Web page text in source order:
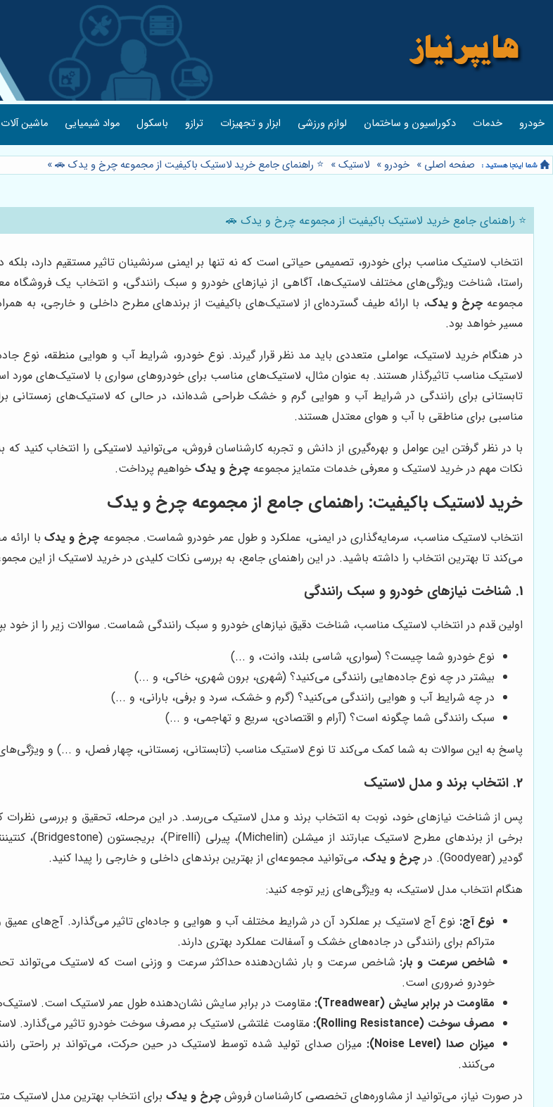
خودرو خدمات دکوراسیون و ساختمان لوازم ورزشی ابزار و تجهیزات ترازو باسکول مواد شیمیایی ماشین
صفحه اصلی » خودرو » لاستیک» ⭐️ راهنمای جامع خرید لاستیک باکیفیت از مجموعه چرخ و یدک 🚗»
⭐️ راهنمای جامع خرید لاستیک باکیفیت از مجموعه چرخ و یدک 🚗
انتخاب لاستیک مناسب برای خودرو، تصمیمی حیاتی است که نه تنها بر ایمنی سرنشینان تاثیر مستقیم دارد،
راستا، شناخت ویژگی‌های مختلف لاستیک‌ها، آگاهی از نیازهای خودرو و سبک رانندگی، و انتخاب یک فروشگاه
مجموعه چرخ و یدک، با ارائه طیف گسترده‌ای از لاستیک‌های باکیفیت از برندهای مطرح داخلی و خارجی،
مسیر خواهد بود.
در هنگام خرید لاستیک، عواملی متعددی باید مد نظر قرار گیرند. نوع خودرو، شرایط آب و هوایی منطقه، نوع
لاستیک مناسب تاثیرگذار هستند. به عنوان مثال، لاستیک‌های مناسب برای خودروهای سواری با لاستیک‌های
تابستانی برای رانندگی در شرایط آب و هوایی گرم و خشک طراحی شده‌اند، در حالی که لاستیک‌های زمستانی
مناسبی برای مناطقی با آب و هوای معتدل هستند.
با در نظر گرفتن این عوامل و بهره‌گیری از دانش و تجربه کارشناسان فروش، می‌توانید لاستیکی را انتخاب کنید که
نکات مهم در خرید لاستیک و معرفی خدمات متمایز مجموعه چرخ و یدکخواهیم پرداخت.
خرید لاستیک باکیفیت: راهنمای جامع از مجموعه چرخ و یدک
انتخاب لاستیک مناسب، سرمایه‌گذاری در ایمنی، عملکرد و طول عمر خودرو شماست. مجموعه چرخ و یدک با
می‌کند تا بهترین انتخاب را داشته باشید. در این راهنمای جامع، به بررسی نکات کلیدی در خرید لاستیک از این
1. شناخت نیازهای خودرو و سبک رانندگی
اولین قدم در انتخاب لاستیک مناسب، شناخت دقیق نیازهای خودرو و سبک رانندگی شماست. سوالات زیر را از خود
نوع خودرو شما چیست؟ (سواری، شاسی بلند، وانت، و ...)
بیشتر در چه نوع جاده‌هایی رانندگی می‌کنید؟ (شهری، برون شهری، خاکی، و ...)
در چه شرایط آب و هوایی رانندگی می‌کنید؟ (گرم و خشک، سرد و برفی، بارانی، و ...)
سبک رانندگی شما چگونه است؟ (آرام و اقتصادی، سریع و تهاجمی، و ...)
پاسخ به این سوالات به شما کمک می‌کند تا نوع لاستیک مناسب (تابستانی، زمستانی، چهار فصل، و ...) و
2. انتخاب برند و مدل لاستیک
پس از شناخت نیازهای خود، نوبت به انتخاب برند و مدل لاستیک می‌رسد. در این مرحله، تحقیق و بررسی
گودیر (Goodyear). در
چرخ و یدک، می‌توانید مجموعه‌ای از بهترین برندهای داخلی و خارجی را پیدا کنید.
هنگام انتخاب مدل لاستیک، به ویژگی‌های زیر توجه کنید:
نوع آج: نوع آج لاستیک بر عملکرد آن در شرایط مختلف آب و هوایی و جاده‌ای تاثیر می‌گذارد. آج‌های
متراکم برای رانندگی در جاده‌های خشک و آسفالت عملکرد بهتری دارند.
شاخص سرعت و بار: شاخص سرعت و بار نشان‌دهنده حداکثر سرعت و وزنی است که لاستیک می‌تواند
خودرو ضروری است.
مقاومت در برابر سایش (Treadwear):
مقاومت در برابر سایش نشان‌دهنده طول عمر لاستیک است.
مصرف سوخت (Rolling Resistance):
مقاومت غلتشی لاستیک بر مصرف سوخت خودرو تاثیر می‌گذارد.
میزان صدا (Noise Level):
میزان صدای تولید شده توسط لاستیک در حین حرکت، می‌تواند بر راحتی
می‌کنند.
در صورت نیاز، می‌توانید از مشاوره‌های تخصصی کارشناسان فروش چرخ و یدکبرای انتخاب بهترین مدل لاستیک